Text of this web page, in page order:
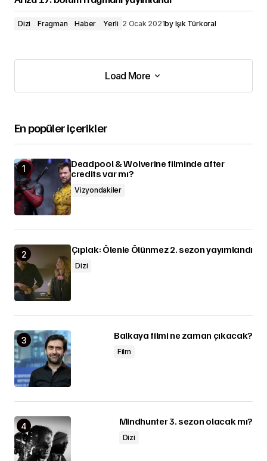
Dizi Fragman Haber Yerli 2 Ocak 2021by Işık Türkoral
Load More
Load More
En popüler içerikler
Deadpool & Wolverine filminde after
credits var mı?
Vizyondakiler
Çıplak: Ölenle Ölünmez 2. sezon yayımlandı
Dizi
Balkaya filmi ne zaman çıkacak?
Film
Mindhunter 3. sezon olacak mı?
Dizi